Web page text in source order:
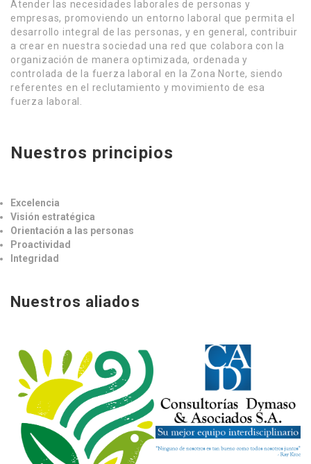
Atender las necesidades laborales de personas y
empresas, promoviendo un entorno laboral que permita el
desarrollo integral de las personas, y en general, contribuir
a crear en nuestra sociedad una red que colabora con la
organización de manera optimizada, ordenada y
controlada de la fuerza laboral en la Zona Norte, siendo
referentes en el reclutamiento y movimiento de esa
fuerza laboral.
Nuestros principios
Excelencia
Visión estratégica
Orientación a las personas
Proactividad
Integridad
Nuestros aliados